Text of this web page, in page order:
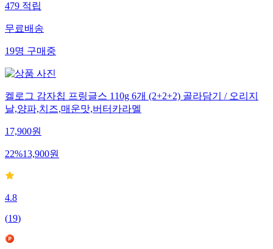
479 적립
무료배송
19명 구매중
켈로그 감자칩 프링글스 110g 6개 (2+2+2) 골라담기 / 오리지
날,양파,치즈,매운맛,버터카라멜
17,900원
22%13,900원
4.8
(19)